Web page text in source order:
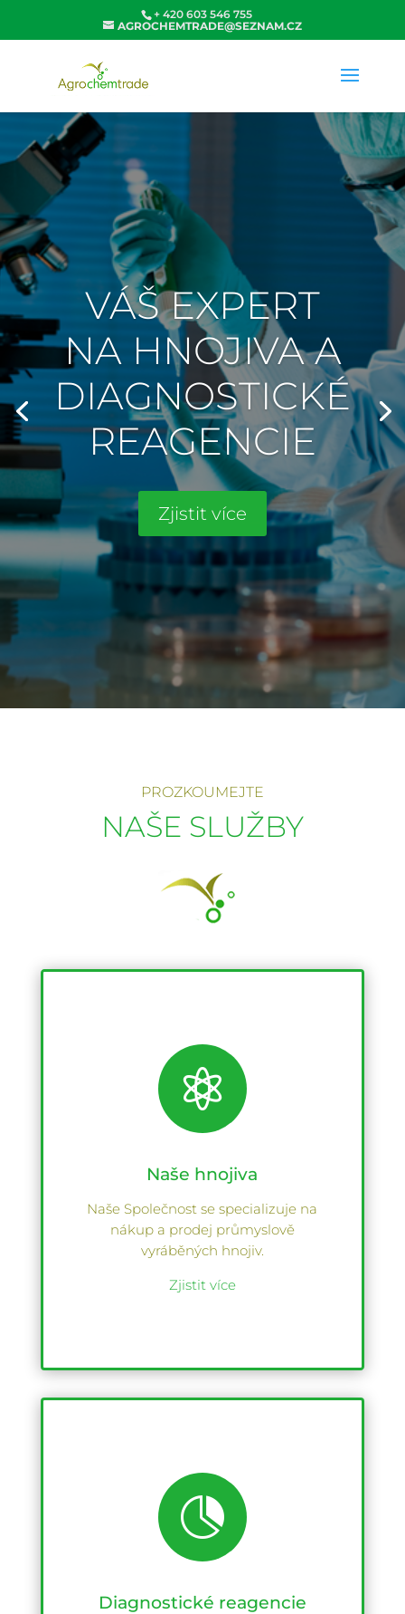
+ 420 603 546 755
AGROCHEMTRADE@SEZNAM.CZ
VÁŠ EXPERT
NA HNOJIVA A
DIAGNOSTICKÉ
REAGENCIE
Zjistit více
PROZKOUMEJTE
NAŠE SLUŽBY

Naše hnojiva
Naše Společnost se specializuje na
nákup a prodej průmyslově
vyráběných hnojiv.
Zjistit více

Diagnostické reagencie